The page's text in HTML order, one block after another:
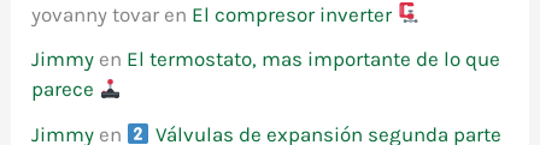
yovanny tovar en El compresor inverter
Jimmy en El termostato, mas importante de lo que
parece
Jimmy en Válvulas de expansión segunda parte